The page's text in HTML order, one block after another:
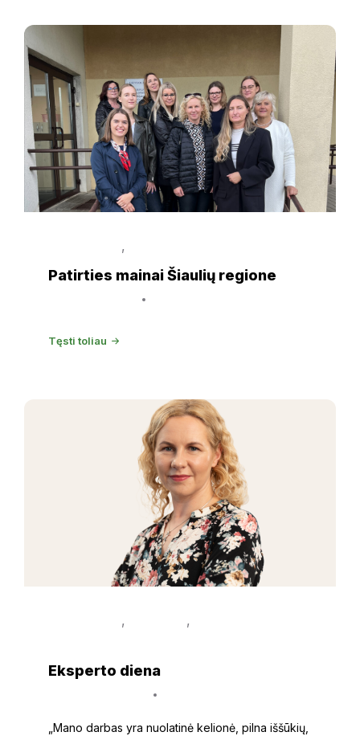
Apie
10
moterų
(atvejo
vadybininkių,
savivaldybės
darbuotojų)
stovi
ant
pastato
nuotraukai,
,
Patirties mainai Šiaulių regione
Tęsti toliau
, ,
Eksperto diena
„Mano darbas yra nuolatinė kelionė, pilna iššūkių,